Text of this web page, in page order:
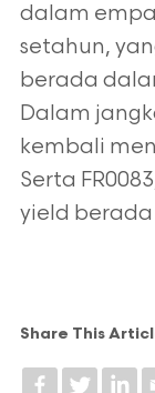
dalam
setahun,
berada
Dalam
kembali
Serta
yield berada
Share This